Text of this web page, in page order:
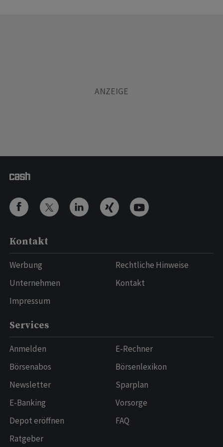
Kontakt
Werbung
Unternehmen
Impressum
Rechtliche Hinweise
Kontakt
Services
Anmelden
Börsenabos
Newsletter
E-Banking
Depot eröffnen
Ratgeber
E-Rechner
Börsenlexikon
Sparplan
Vorsorge
FAQ